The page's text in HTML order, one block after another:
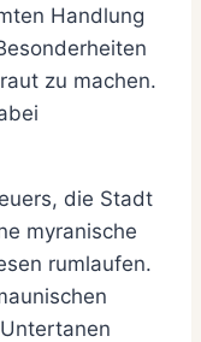
Handlung
zu machen.
die Stadt
myranische
rumlaufen.